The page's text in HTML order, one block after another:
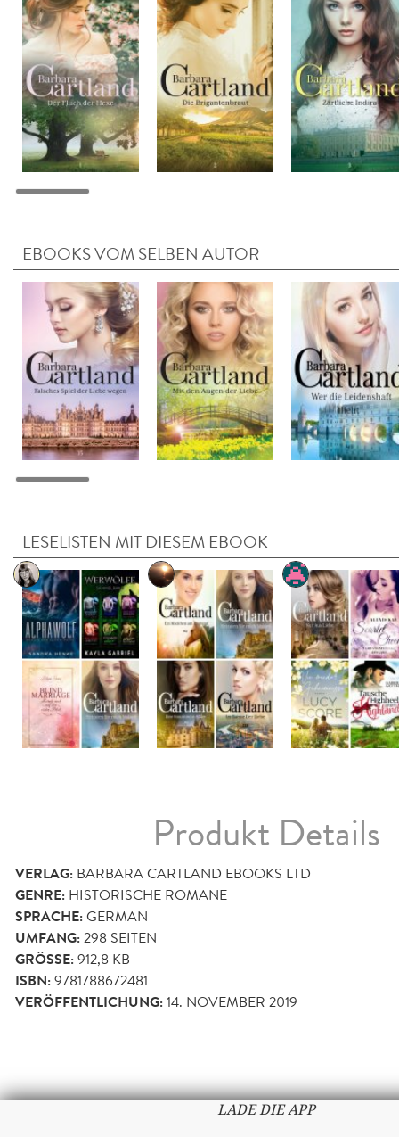
EBOOKS VOM SELBEN AUTOR
LESELISTEN MIT DIESEM EBOOK
Produkt Details
VERLAG: BARBARA CARTLAND EBOOKS LTD
GENRE: HISTORISCHE ROMANE
SPRACHE:GERMAN
UMFANG:298 SEITEN
GRÖSSE: 912,8 KB
ISBN:9781788672481
VERÖFFENTLICHUNG:14. NOVEMBER 2019
LADE DIE APP